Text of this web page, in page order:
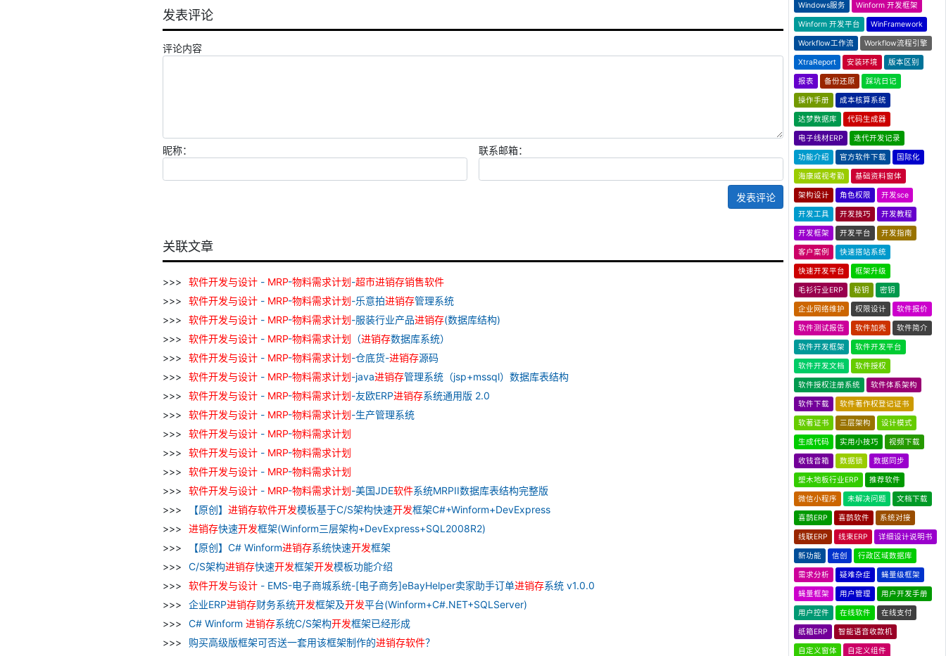
发表评论
评论内容
昵称： 联系邮箱：
发表评论
关联文章
软件开发与设计 - MRP-物料需求计划-超市进销存销售软件
软件开发与设计 - MRP-物料需求计划-乐意拍进销存管理系统
软件开发与设计 - MRP-物料需求计划-服装行业产品进销存(数据库结构)
软件开发与设计 - MRP-物料需求计划 （进销存数据库系统）
软件开发与设计 - MRP-物料需求计划-仓底货-进销存源码
软件开发与设计 - MRP-物料需求计划-java进销存管理系统（jsp+mssql）数据库表结构
软件开发与设计 - MRP-物料需求计划-友欧ERP进销存系统通用版 2.0
软件开发与设计 - MRP-物料需求计划-生产管理系统
软件开发与设计 - MRP-物料需求计划
软件开发与设计 - MRP-物料需求计划
软件开发与设计 - MRP-物料需求计划
软件开发与设计 - MRP-物料需求计划-美国JDE软件系统MRPII数据库表结构完整版
【原创】 进销存软件开发模板基于C/S架构快速开发框架C#+Winform+DevExpress
进销存快速开发框架(Winform三层架构+DevExpress+SQL2008R2)
【原创】C# Winform进销存系统快速开发框架
C/S架构进销存快速开发框架开发模板功能介绍
软件开发与设计 - EMS-电子商城系统-[电子商务]eBayHelper卖家助手订单进销存系统 v1.0.0
企业ERP进销存财务系统开发框架及开发平台(Winform+C#.NET+SQLServer)
C# Winform 进销存系统C/S架构开发框架已经形成
购买高级版框架可否送一套用该框架制作的进销存软件？
Windows服务 Winform 开发框架
Winform 开发平台 WinFramework
Workflow工作流 Workflow流程引擎
XtraReport 安装环境 版本区别
报表 备份还原 踩坑日记
操作手册 成本核算系统
达梦数据库 代码生成器
电子线材ERP 迭代开发记录
功能介绍 官方软件下载 国际化
海康威视考勤 基础资料窗体
架构设计 角色权限 开发sce
开发工具 开发技巧 开发教程
开发框架 开发平台 开发指南
客户案例 快速搭站系统
快速开发平台 框架升级
毛衫行业ERP 秘钥 密钥
企业网络维护 权限设计 软件报价
软件测试报告 软件加壳 软件简介
软件开发框架 软件开发平台
软件开发文档 软件授权
软件授权注册系统 软件体系架构
软件下载 软件著作权登记证书
软著证书 三层架构 设计模式
生成代码 实用小技巧 视频下载
收钱音箱 数据锁 数据同步
塑木地板行业ERP 推荐软件
微信小程序 未解决问题 文档下载
喜鹊ERP 喜鹊软件 系统对接
线联ERP 线束ERP 详细设计说明书
新功能 信创 行政区域数据库
需求分析 疑难杂症 蝇量级框架
蝇量框架 用户管理 用户开发手册
用户控件 在线软件 在线支付
纸箱ERP 智能语音收款机
自定义窗体 自定义组件